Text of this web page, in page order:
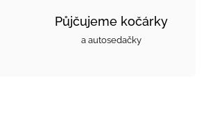
Půjčujeme kočárky
a autosedačky